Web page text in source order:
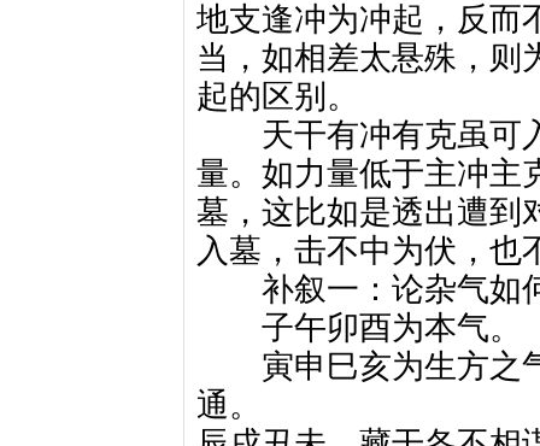
地支逢冲为冲起，反而
当，如相差太悬殊，则
起的区别。
天干有冲有克虽可
量。如力量低于主冲主
墓，这比如是透出遭到
入墓，击不中为伏，也
补叙一：论杂气如
子午卯酉为本气。
寅申巳亥为生方之气
通。